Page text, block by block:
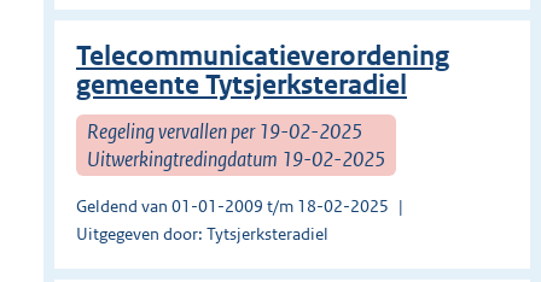
Telecommunicatieverordening
gemeente Tytsjerksteradiel
Regeling vervallen per 19-02-2025
Uitwerkingtredingdatum 19-02-2025
Geldend van 01-01-2009 t/m 18-02-2025
Uitgegeven door: Tytsjerksteradiel